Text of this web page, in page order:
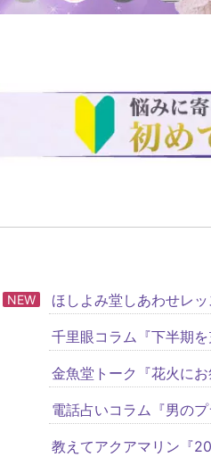
ほしよみ堂しあわせレ
NEW
千里眼コラム『下半期
金魚堂トーク『花火に
電話占いコラム『男の
教えてアクアマリン『